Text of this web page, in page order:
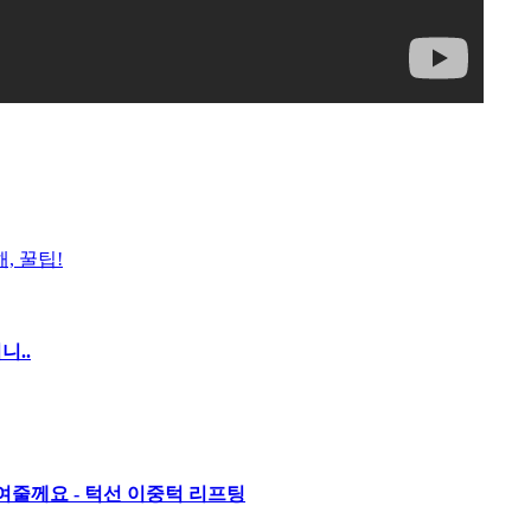
, 꿀팁!
..
줄께요 - 턱선 이중턱 리프팅